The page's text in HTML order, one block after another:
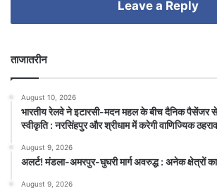
Leave a Reply
ताजातरीन
August 10, 2026
भारतीय रेलवे ने इटारसी-मदन महल के बीच दैनिक पैसेंजर
स्वीकृति : नरसिंहपुर और श्रीधाम में करेगी वाणिज्यिक
August 9, 2026
अलर्ट! मंडला-अमरपुर-घुघरी मार्ग अवरुद्ध : अनेक क्षेत्रों
August 9, 2026